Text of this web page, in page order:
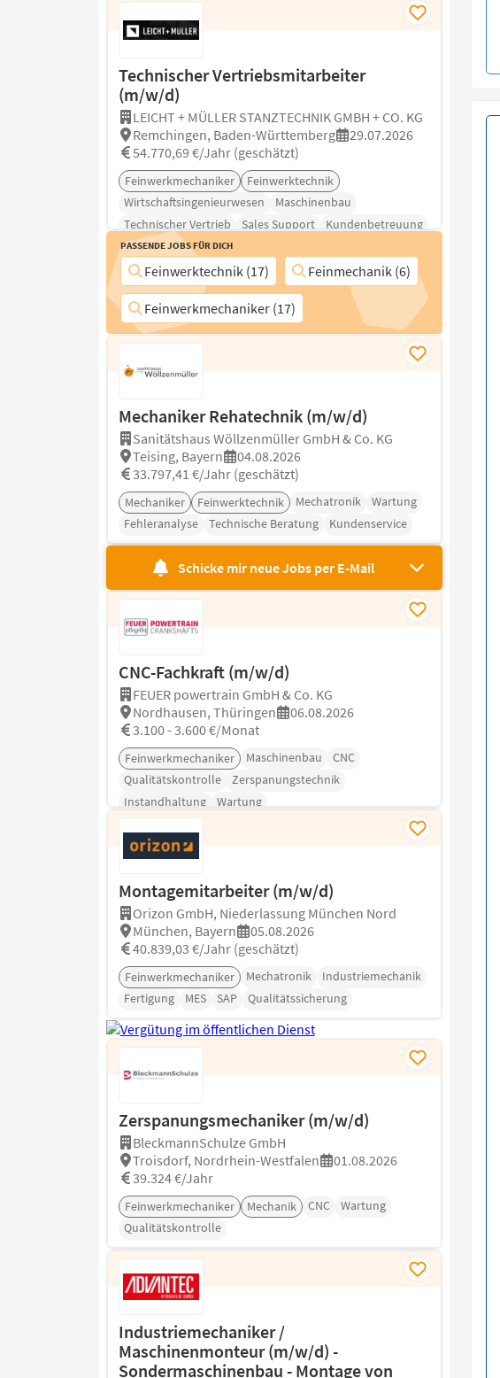
Technischer Vertriebsmitarbeiter
(m/w/d)
LEICHT + MÜLLER STANZTECHNIK GMBH + CO. KG
Remchingen, Baden-Württemberg
29.07.2026
54.770,69 €/Jahr (geschätzt)
Feinwerkmechaniker
Feinwerktechnik
Wirtschaftsingenieurwesen
Maschinenbau
Technischer Vertrieb
Sales Support Kundenbetreuung
Passende Jobs für Dich
Feinwerktechnik (17)
Feinmechanik (6)
Feinwerkmechaniker (17)
Mechaniker Rehatechnik (m/w/d)
Sanitätshaus Wöllzenmüller GmbH & Co. KG
Teising, Bayern
04.08.2026
33.797,41 €/Jahr (geschätzt)
Mechaniker Feinwerktechnik Mechatronik
Wartung
Fehleranalyse
Technische Beratung Kundenservice
Schicke mir neue Jobs per E-Mail
CNC-Fachkraft (m/w/d)
FEUER powertrain GmbH & Co. KG
Nordhausen, Thüringen
06.08.2026
3.100 - 3.600 €/Monat
Feinwerkmechaniker Maschinenbau
CNC
Qualitätskontrolle
Zerspanungstechnik
Instandhaltung
Wartung
Montagemitarbeiter (m/w/d)
Orizon GmbH, Niederlassung München Nord
München, Bayern
05.08.2026
40.839,03 €/Jahr (geschätzt)
Feinwerkmechaniker Mechatronik
Industriemechanik
Fertigung
MES SAP Qualitätssicherung
Zerspanungsmechaniker (m/w/d)
BleckmannSchulze GmbH
Troisdorf, Nordrhein-Westfalen
01.08.2026
39.324 €/Jahr
Feinwerkmechaniker Mechanik CNC
Wartung
Qualitätskontrolle
Industriemechaniker /
Maschinenmonteur (m/w/d) -
Sondermaschinenbau - Montage von